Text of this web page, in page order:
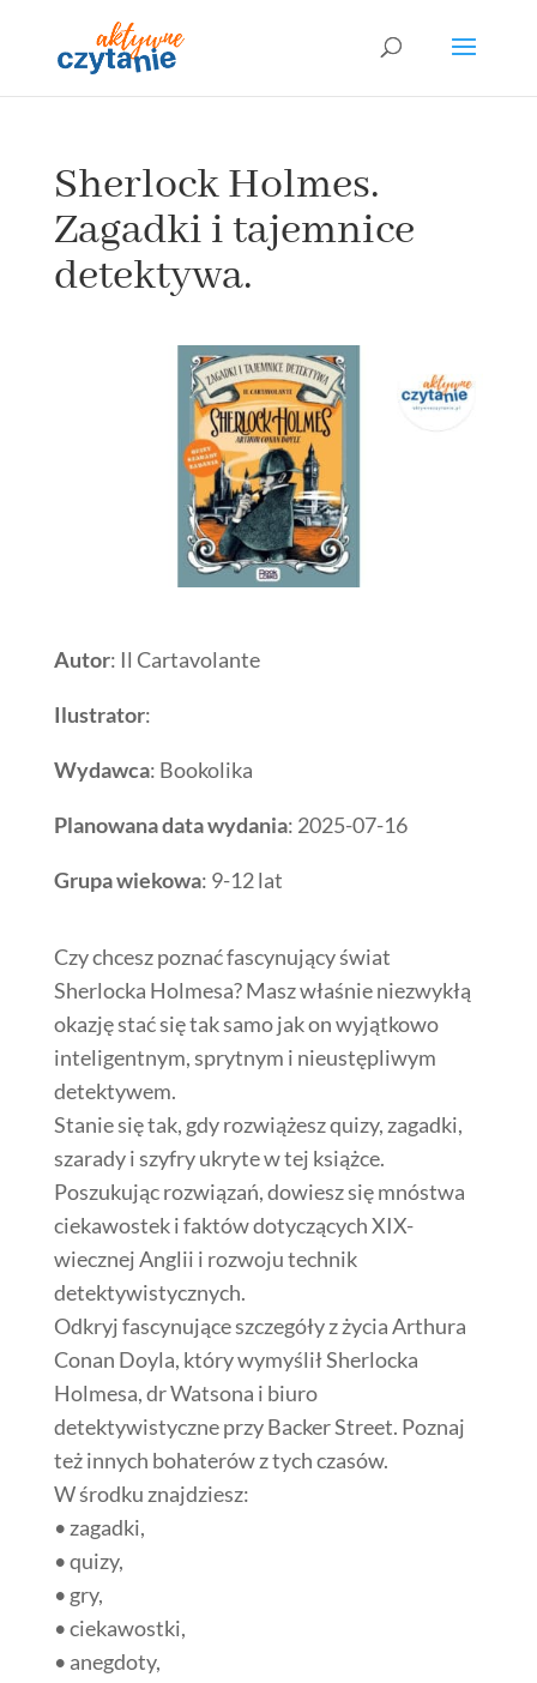
Sherlock Holmes.
Zagadki i tajemnice
detektywa.
Autor: Il Cartavolante
Ilustrator:
Wydawca: Bookolika
Planowana data wydania: 2025-07-16
Grupa wiekowa: 9-12 lat
Czy chcesz poznać fascynujący świat
Sherlocka Holmesa? Masz właśnie niezwykłą
okazję stać się tak samo jak on wyjątkowo
inteligentnym, sprytnym i nieustępliwym
detektywem.
Stanie się tak, gdy rozwiążesz quizy, zagadki,
szarady i szyfry ukryte w tej książce.
Poszukując rozwiązań, dowiesz się mnóstwa
ciekawostek i faktów dotyczących XIX-
wiecznej Anglii i rozwoju technik
detektywistycznych.
Odkryj fascynujące szczegóły z życia Arthura
Conan Doyla, który wymyślił Sherlocka
Holmesa, dr Watsona i biuro
detektywistyczne przy Backer Street. Poznaj
też innych bohaterów z tych czasów.
W środku znajdziesz:
• zagadki,
• quizy,
• gry,
• ciekawostki,
• anegdoty,